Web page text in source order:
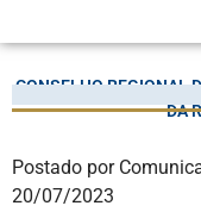
CONSELHO REGIONAL
DA
Postado por
20/07/2023